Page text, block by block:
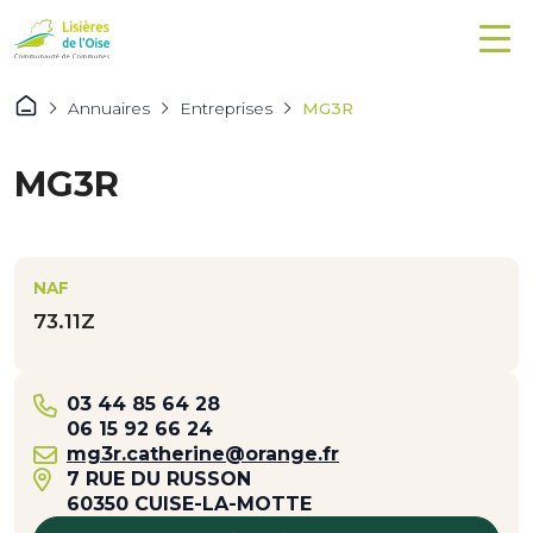
Annuaires Entreprises MG3R
MG3R
NAF
73.11Z
03 44 85 64 28
06 15 92 66 24
mg3r.catherine@orange.fr
7 RUE DU RUSSON
60350 CUISE-LA-MOTTE